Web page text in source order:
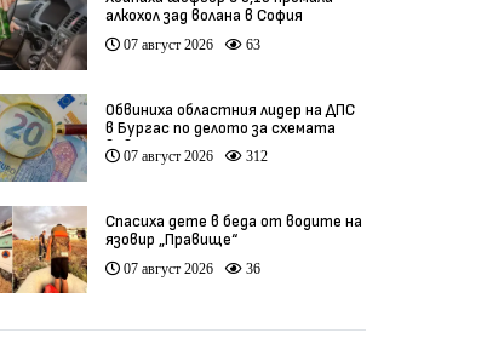
алкохол зад волана в София
07 август 2026 63
Обвиниха областния лидер на ДПС
в Бургас по делото за схемата
във ВиК
07 август 2026 312
Спасиха дете в беда от водите на
язовир „Правище“
07 август 2026 36